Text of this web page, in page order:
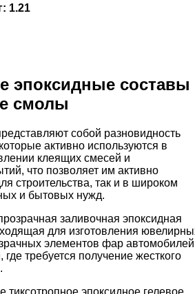
1.21
эпоксидные составы
смолы
собой разновидность
активно используются в
клеящих смесей и
что позволяет им активно
строительства, так и в широком
и бытовых нужд.
заливочная эпоксидная
для изготовления
элементов фар автомобилей
требуется получение жесткого
тиксотропное эпоксидное гелевое